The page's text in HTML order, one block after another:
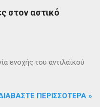
στον αστικό
ενοχής του αντιλαϊκού
ΠΕΡΙΣΣΌΤΕΡΑ »